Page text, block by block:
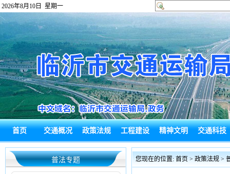
2026年8月10日 星期一
首页 交通概况 政策法规 工程建设 精神文明 交通科技
政府信息公 热点回应 通知公告 综合新闻 政务信息
局长信箱
普法专题
您现在的位置: 首页 > 政策法规 >